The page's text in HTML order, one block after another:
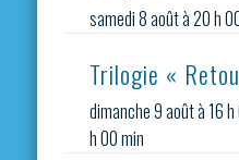
samedi 8 août à 20 h
Trilogie «
dimanche 9 août à 16
h 00 min